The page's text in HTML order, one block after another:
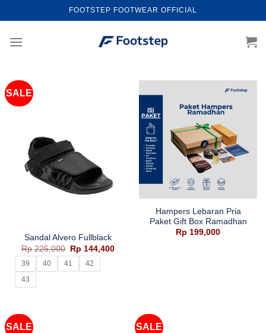
to
content
FOOTSTEP FOOTWEAR OFFICIAL
SALE
Sandal Alvero Fullblack
Rp 225,000
Harga
aslinya
adalah:
Rp225,000.
Rp 144,400Harga
39 40 41
42
43
Hampers Lebaran Pria
Paket Gift Box Ramadhan
Rp 199,000
SALE SALE